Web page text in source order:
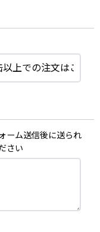
ーム送信後に送られ
さい